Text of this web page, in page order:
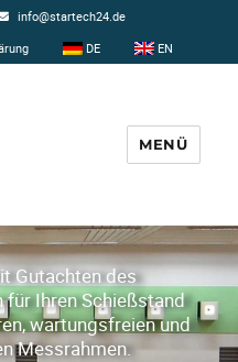
info@startech24.de
DE EN
MENÜ
Gutachten des
Ihren Schießstand
wartungsfreien und
Messrahmen.